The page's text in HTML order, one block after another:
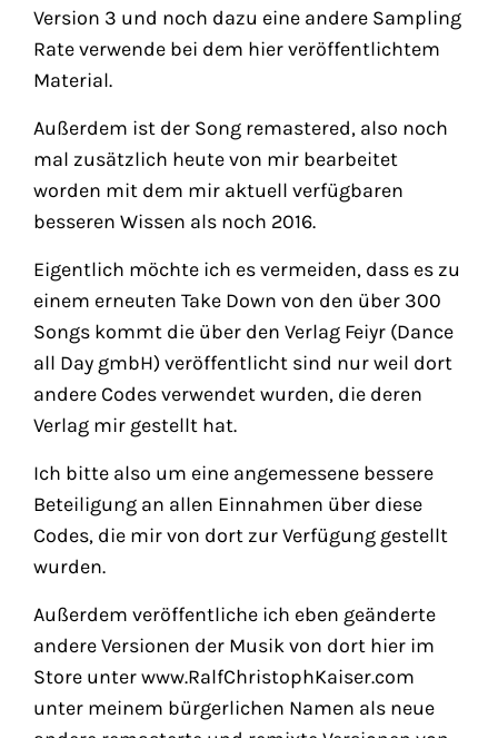
Version 3 und noch dazu eine andere Sampling
Rate verwende bei dem hier veröffentlichtem
Material.
Außerdem ist der Song remastered, also noch
mal zusätzlich heute von mir bearbeitet
worden mit dem mir aktuell verfügbaren
besseren Wissen als noch 2016.
Eigentlich möchte ich es vermeiden, dass es zu
einem erneuten Take Down von den über 300
Songs kommt die über den Verlag Feiyr (Dance
all Day gmbH) veröffentlicht sind nur weil dort
andere Codes verwendet wurden, die deren
Verlag mir gestellt hat.
Ich bitte also um eine angemessene bessere
Beteiligung an allen Einnahmen über diese
Codes, die mir von dort zur Verfügung gestellt
wurden.
Außerdem veröffentliche ich eben geänderte
andere Versionen der Musik von dort hier im
Store unter www.RalfChristophKaiser.com
unter meinem bürgerlichen Namen als neue